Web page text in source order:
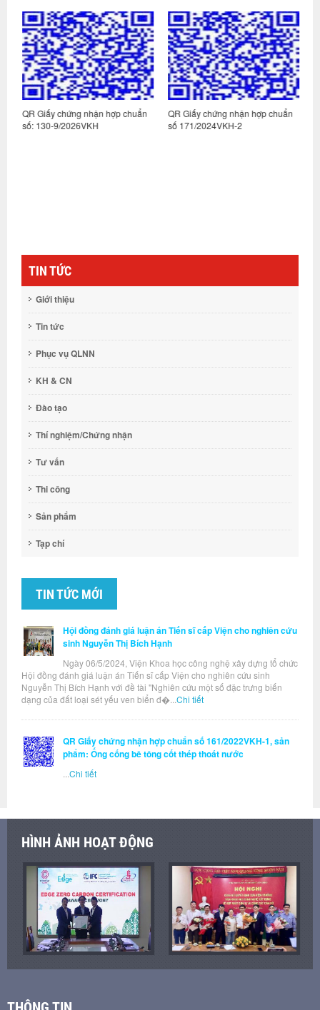
QR Giấy chứng nhận hợp chuẩn
số: 130-9/2026VKH
QR Giấy chứng nhận hợp chuẩn
số 171/2024VKH-2
TIN TỨC
Giới thiệu
Tin tức
Phục vụ QLNN
KH & CN
Đào tạo
Thí nghiệm/Chứng nhận
Tư vấn
Thi công
Sản phẩm
Tạp chí
TIN TỨC MỚI
Hội đồng đánh giá luận án Tiến sĩ cấp Viện cho nghiên cứu
sinh Nguyễn Thị Bích Hạnh
Ngày 06/5/2024, Viện Khoa học công nghệ xây dựng tổ chức
Hội đồng đánh giá luận án Tiến sĩ cấp Viện cho nghiên cứu sinh
Nguyễn Thị Bích Hạnh với đề tài "Nghiên cứu một số đặc trưng biến
dạng của đất loại sét yếu ven biển đ�... Chi tiết
QR Giấy chứng nhận hợp chuẩn số 161/2022VKH-1, sản
phẩm: Ống cống bê tông cốt thép thoát nước
Chi tiết
HÌNH ẢNH HOẠT ĐỘNG